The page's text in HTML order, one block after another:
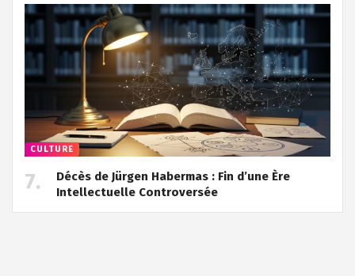
CULTURE
Décès de Jürgen Habermas : Fin d’une Ère
Intellectuelle Controversée